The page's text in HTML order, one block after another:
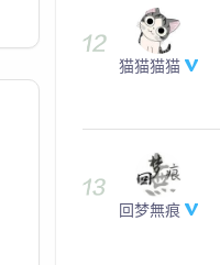
猫猫猫猫
回梦無痕